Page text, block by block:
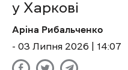
у Харкові
Аріна Рибальченко
- 03 Липня 2026 | 14:07